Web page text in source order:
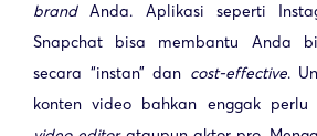
brandAnda. Aplikasi seperti
Snapchat bisa membantu Anda
secara “instan” dan cost-effective.
konten video bahkan enggak perlu